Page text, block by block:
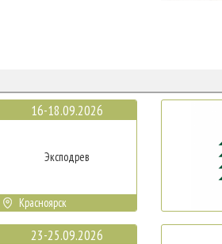
16-18.09.2026
Эксподрев
Красноярск
23-25.09.2026